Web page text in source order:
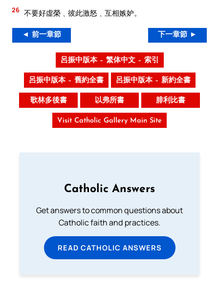
26 不要好虛榮﹑彼此激怒﹑互相嫉妒。
◄ 前一章節 下一章節 ►
呂振中版本 – 繁体中文 – 索引
呂振中版本 – 舊約全書 呂振中版本 – 新約全書
歌林多後書 以弗所書 腓利比書
Visit Catholic Gallery Main Site
Catholic Answers
Get answers to common questions about
Catholic faith and practices.
READ CATHOLIC ANSWERS